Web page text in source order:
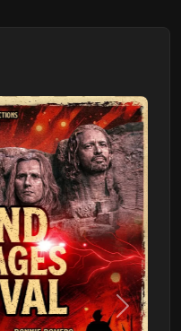
Następny